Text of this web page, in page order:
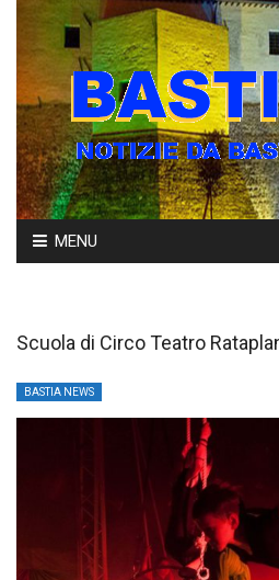
Skip
to
MENU
Scuola di Circo Teatro
BASTIA NEWS